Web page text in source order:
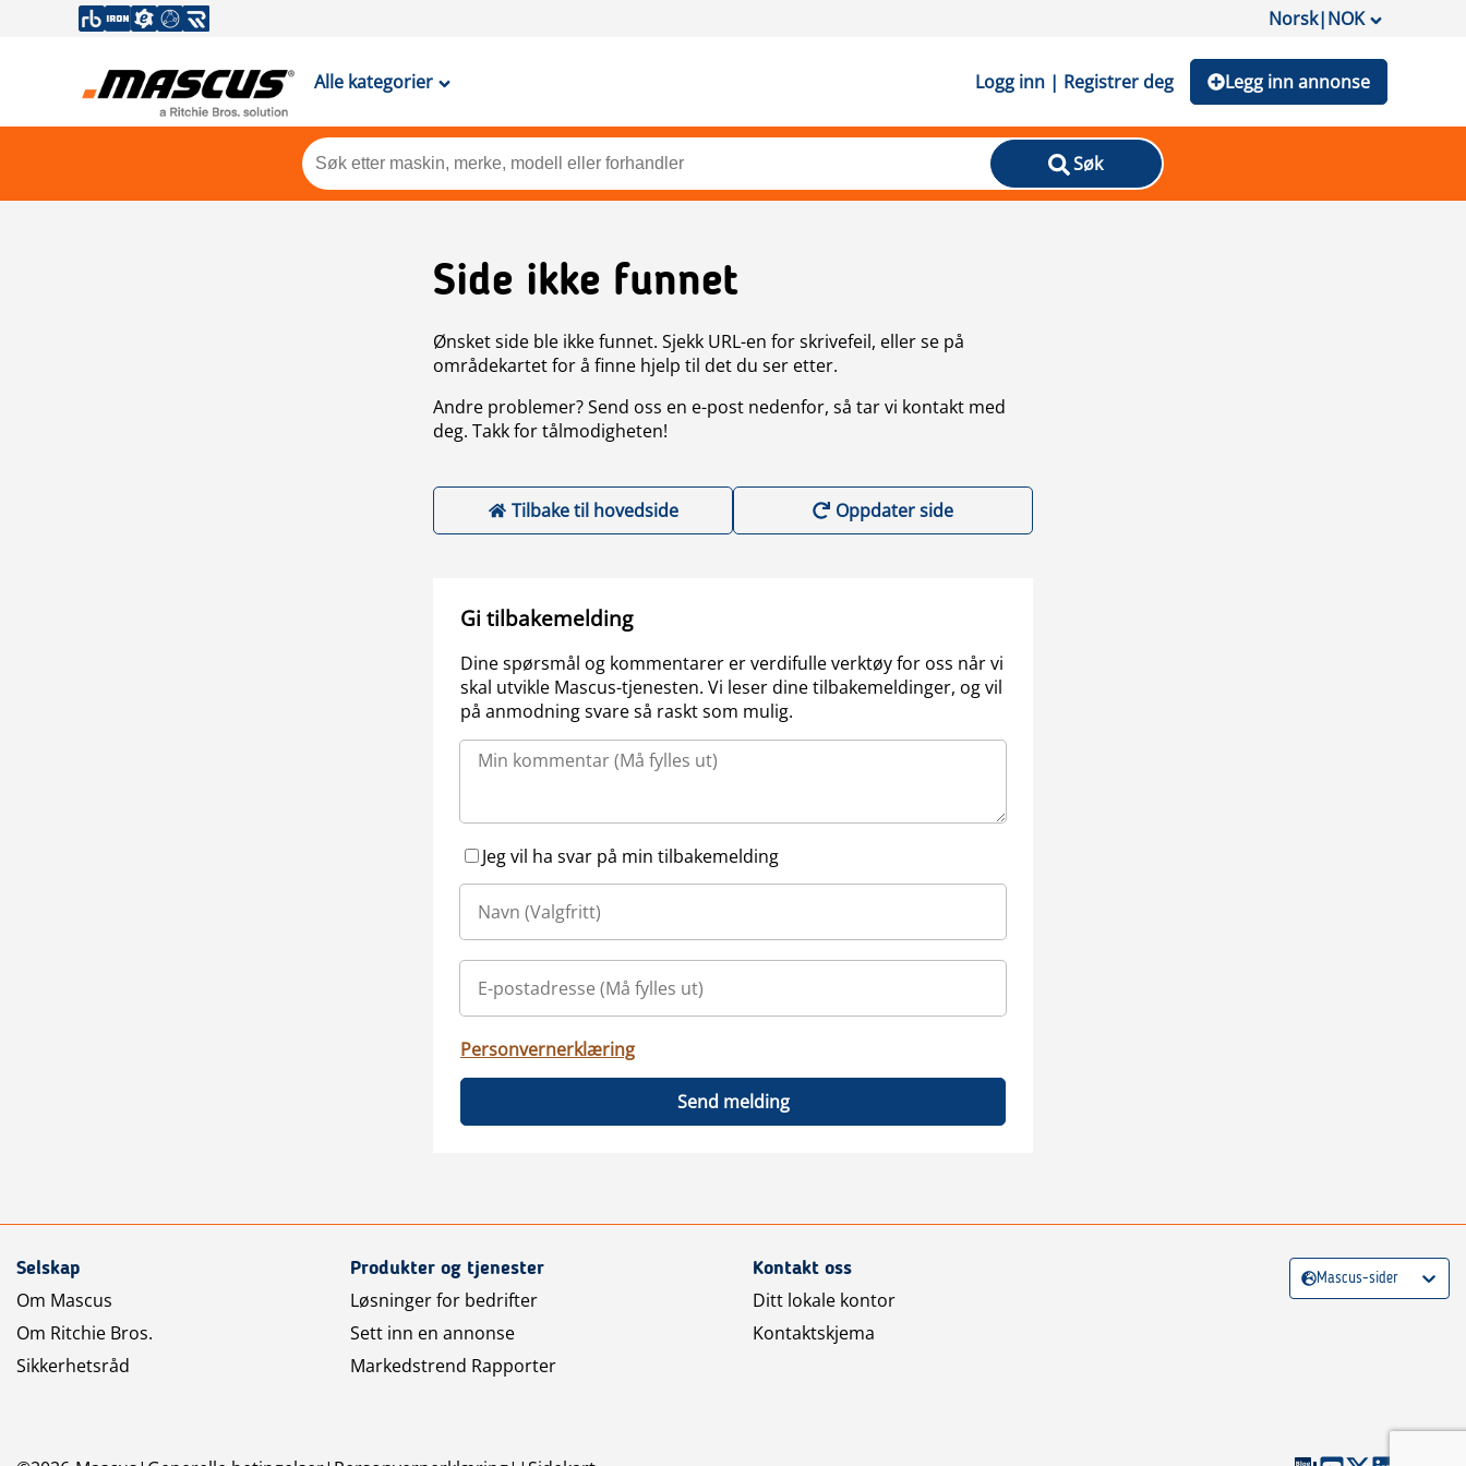
Norsk|NOK
Alle kategorier Logg inn | Registrer deg Legg inn annonse
Søk
Side ikke funnet
Ønsket side ble ikke funnet. Sjekk URL-en for skrivefeil, eller se på
områdekartet for å finne hjelp til det du ser etter.
Andre problemer? Send oss en e-post nedenfor, så tar vi kontakt med
deg. Takk for tålmodigheten!
Tilbake til hovedside Oppdater side
Gi tilbakemelding
Dine spørsmål og kommentarer er verdifulle verktøy for oss når vi
skal utvikle Mascus-tjenesten. Vi leser dine tilbakemeldinger, og vil
på anmodning svare så raskt som mulig.
Jeg vil ha svar på min tilbakemelding
Personvernerklæring
Send melding
Selskap
Om Mascus
Om Ritchie Bros.
Sikkerhetsråd
Produkter og tjenester
Løsninger for bedrifter
Sett inn en annonse
Markedstrend Rapporter
Kontakt oss
Ditt lokale kontor
Kontaktskjema
Mascus-sider